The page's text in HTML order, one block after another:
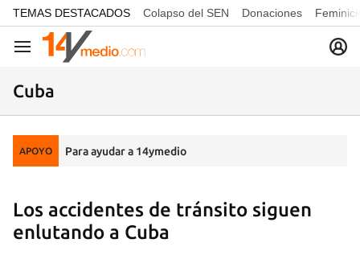
common.go-to-content
TEMAS DESTACADOS Colapso del SEN Donaciones
Navegación
Cuba
APOYO Para ayudar a 14ymedio
Los accidentes de tránsito siguen
enlutando a Cuba